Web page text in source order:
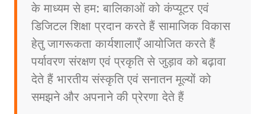
के माध्यम से हम: बालिकाओं को कंप्यूटर एवं
डिजिटल शिक्षा प्रदान करते हैं सामाजिक विकास
हेतु जागरूकता कार्यशालाएँ आयोजित करते हैं
पर्यावरण संरक्षण एवं प्रकृति से जुड़ाव को बढ़ावा
देते हैं भारतीय संस्कृति एवं सनातन मूल्यों को
समझने और अपनाने की प्रेरणा देते हैं